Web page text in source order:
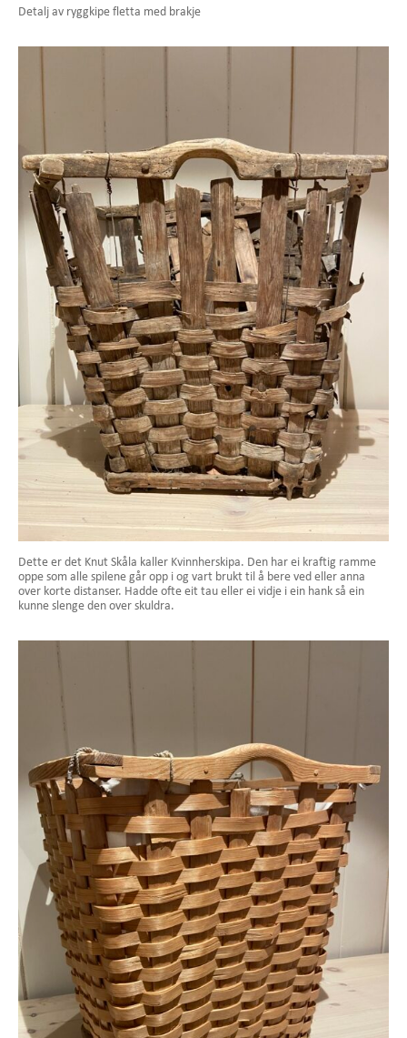
Detalj av ryggkipe fletta med brakje
Dette er det Knut Skåla kaller Kvinnherskipa. Den har ei kraftig ramme
oppe som alle spilene går opp i og vart brukt til å bere ved eller anna
over korte distanser. Hadde ofte eit tau eller ei vidje i ein hank så ein
kunne slenge den over skuldra.